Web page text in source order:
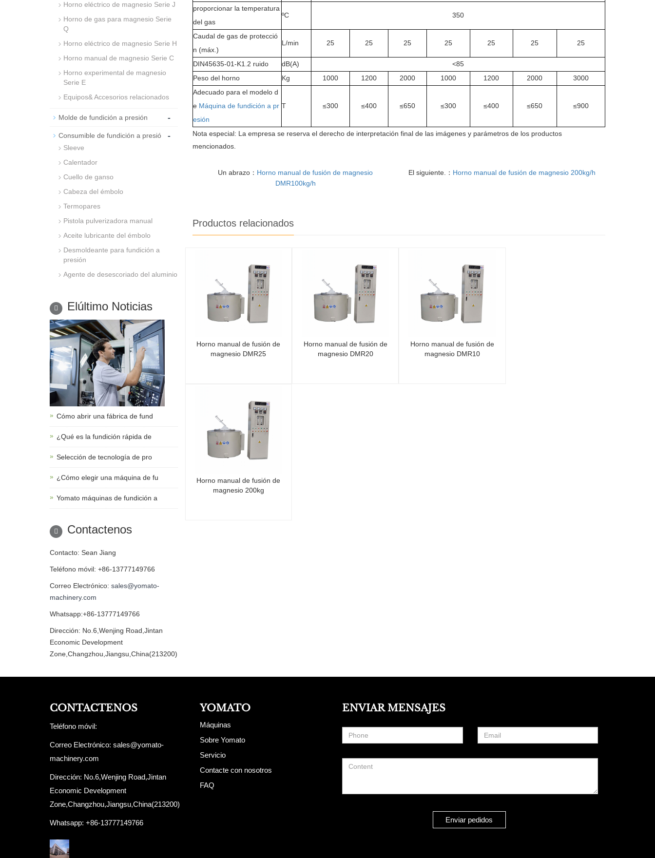
proporcionar la temperatura
del gas
ºC 350
Caudal de gas de protecció
n (máx.)
L/min 25 25 25 25 25 25 25
DIN45635-01-K1.2 ruido dB(A) <85
Peso del horno
Kg 1000 1200 2000 1000 1200 2000
3000
Adecuado para el modelo d
e Máquina de fundición a pr
esión
T ≤300 ≤400 ≤650 ≤300 ≤400 ≤650 ≤900
Nota especial: La empresa se reserva el derecho de interpretación final de las imágenes y parámetros de los productos
mencionados.
Un abrazo： Horno manual de fusión de magnesio
DMR100kg/h
El siguiente.： Horno manual de fusión de magnesio 200kg/h
Productos relacionados
Horno manual de fusión de
magnesio DMR25
Horno manual de fusión de
magnesio DMR20
Horno manual de fusión de
magnesio DMR10
Horno manual de fusión de
magnesio 200kg
Horno eléctrico de magnesio Serie J
Horno de gas para magnesio Serie
Q
Horno eléctrico de magnesio Serie H
Horno manual de magnesio Serie C
Horno experimental de magnesio
Serie E
Equipos& Accesorios relacionados
Molde de fundición a presión -
Consumible de fundición a presió -
Sleeve
Calentador
Cuello de ganso
Cabeza del émbolo
Termopares
Pistola pulverizadora manual
Aceite lubricante del émbolo
Desmoldeante para fundición a
presión
Agente de desescoriado del aluminio
Elúltimo Noticias
Cómo abrir una fábrica de fund
¿Qué es la fundición rápida de
Selección de tecnología de pro
¿Cómo elegir una máquina de fu
Yomato máquinas de fundición a
Contactenos
Contacto: Sean Jiang
Teléfono móvil: +86-13777149766
Correo Electrónico: sales@yomato-
machinery.com
Whatsapp:+86-13777149766
Dirección: No.6,Wenjing Road,Jintan
Economic Development
Zone,Changzhou,Jiangsu,China(213200)
CONTACTENOS
Teléfono móvil:
Correo Electrónico: sales@yomato-
machinery.com
Dirección: No.6,Wenjing Road,Jintan
Economic Development
Zone,Changzhou,Jiangsu,China(213200)
Whatsapp: +86-13777149766
YOMATO
Máquinas
Sobre Yomato
Servicio
Contacte con nosotros
FAQ
ENVIAR MENSAJES
Enviar pedidos